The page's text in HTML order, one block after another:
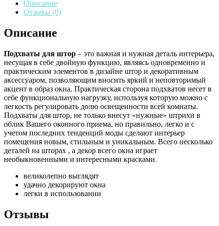
Описание
Отзывы (0)
Описание
Подхваты для штор – это важная и нужная деталь интерьера,
несущая в себе двойную функцию, являясь одновременно и
практическим элементов в дизайне штор и декоративным
аксессуаром, позволяющим вносить яркий и неповторимый
акцент в образ окна. Практическая сторона подхватов несет в
себе функциональную нагрузку, используя которую можно с
легкость регулировать долю освещенности всей комнаты.
Подхваты для штор, не только внесут «нужные» штрихи в
облик Вашего оконного приема, но правильно, легко и с
учетом последних тенденций моды сделают интерьер
помещения новым, стильным и уникальным. Всего несколько
деталей на шторах , а декор всего окна играет
необыкновенными и интересными красками.
великолепно выглядят
удачно декорируют окна
легки в использовании
Отзывы